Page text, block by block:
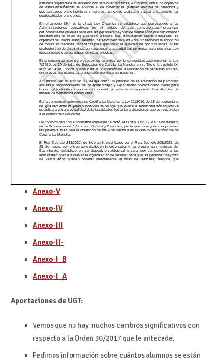
Anexo-V
Anexo-IV
Anexo-III
Anexo-II-
Anexo-I_B
Anexo-I_A
Aportaciones de UGT:
Vemos que no hay muchos cambios significativos con
respecto a la Orden 30/2017 que le antecede.
Pedimos información sobre cuántos alumnos se están